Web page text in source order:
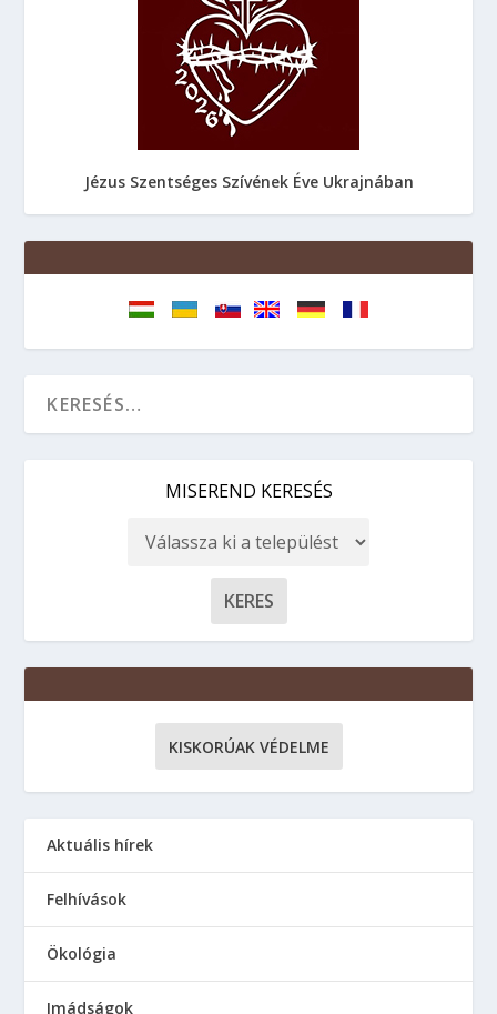
Jézus Szentséges Szívének Éve Ukrajnában
MISEREND KERESÉS
KISKORÚAK VÉDELME
Aktuális hírek
Felhívások
Ökológia
Imádságok